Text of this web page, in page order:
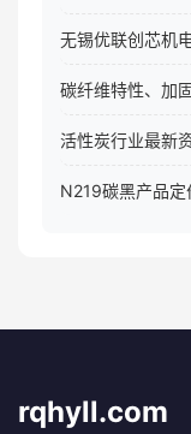
无锡优联创芯机
碳纤维特性、加
活性炭行业最新
N219碳黑产品
rqhyll.com